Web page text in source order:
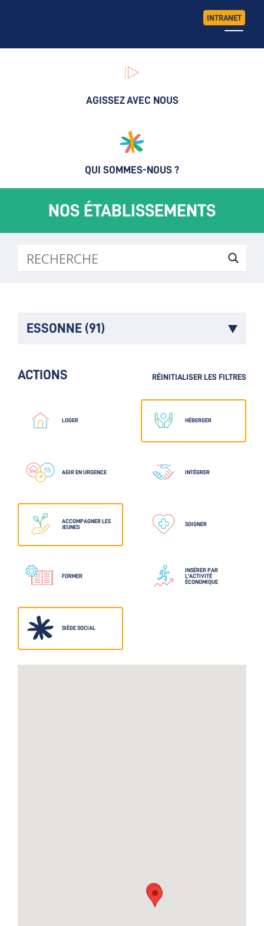
INTRANET
AGISSEZ AVEC NOUS
QUI SOMMES-NOUS ?
NOS ÉTABLISSEMENTS
ESSONNE (91)
ACTIONS RÉINITIALISER LES FILTRES
LOGER HÉBERGER
AGIR EN URGENCE INTÉGRER
ACCOMPAGNER LES
JEUNES
SOIGNER
FORMER
INSÉRER PAR
L'ACTIVITÉ
ÉCONOMIQUE
SIÈGE SOCIAL